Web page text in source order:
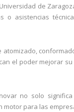
de
o asistencias
el poder mejorar
no solo
para las